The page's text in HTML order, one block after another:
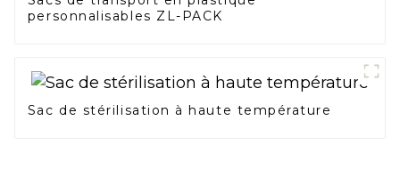
personnalisables ZL-PACK
Sac de stérilisation à haute température